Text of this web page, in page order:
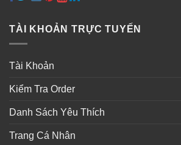
TÀI KHOẢN TRỰC TUYẾN
Tài Khoản
Kiểm Tra Order
Danh Sách Yêu Thích
Trang Cá Nhân